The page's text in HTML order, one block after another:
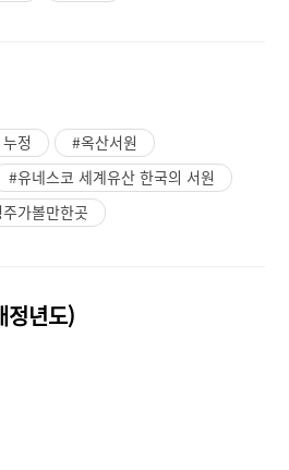
정
#옥산서원
#유네스코 세계유산 한국의 서원
가볼만한곳
정년도)